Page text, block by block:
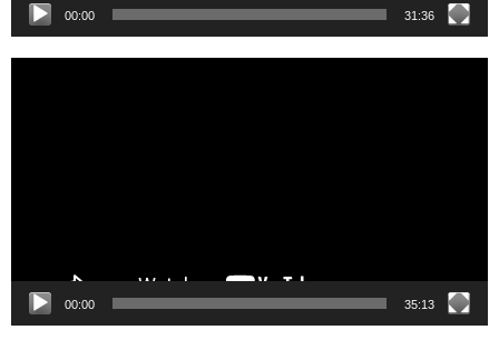
00:00 31:36
00:00 35:13